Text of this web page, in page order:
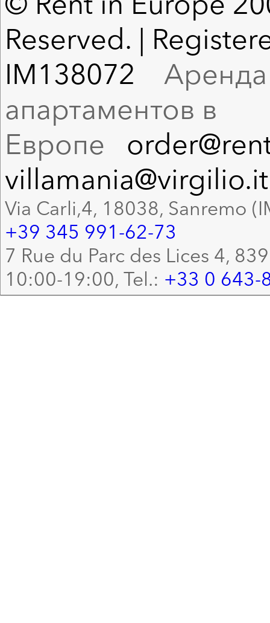
Reserved. |
IM138072 Аренда
апартаментов в
Европе
villamania@virgilio.it
Via Carli,4, 18038, Sanremo
+39 345 991-62-73
7 Rue du Parc des Lices 4,
10:00-19:00, Tel.: +33 0 643-